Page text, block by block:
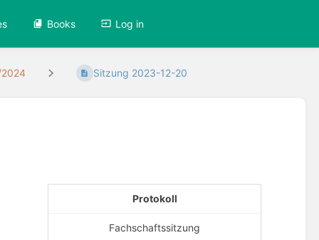
Books Log in
Sitzung 2023-12-20
Protokoll
Fachschaftssitzung